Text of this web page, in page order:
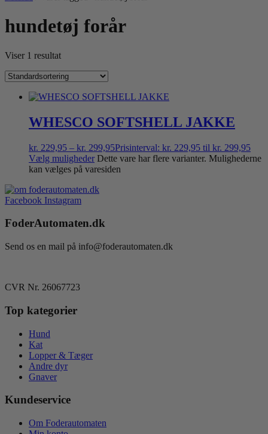
hundetøj forår
Viser 1 resultat
WHESCO SOFTSHELL JAKKE
kr. 229,95 – kr. 299,95Prisinterval: kr. 229,95 til kr. 299,95
Vælg muligheder Dette vare har flere varianter. Mulighederne
kan vælges på varesiden
Facebook Instagram
FoderAutomaten.dk
Send os en mail på info@foderautomaten.dk
CVR Nr. 26067723
Top kategorier
Hund
Kat
Lopper & Tæger
Andre dyr
Gnaver
Kundeservice
Om Foderautomaten